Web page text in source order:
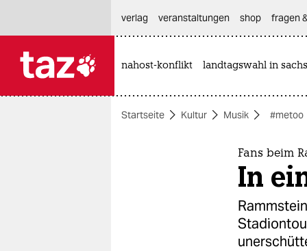
themen
verlag
veranstaltungen shop fragen
nahost-konflikt landtagswahl in
Startseite Kultur Musik #metoo
Fans beim
In